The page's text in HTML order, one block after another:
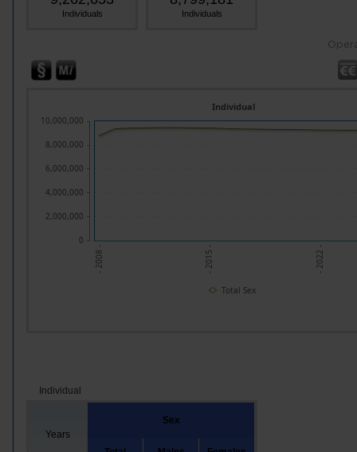
Individuals Individuals
- 2008 - - 2015 - - 2022 -
Individual
0
2,000,000
4,000,000
6,000,000
8,000,000
10,000,000
Total Sex
Individual
Years
Sex